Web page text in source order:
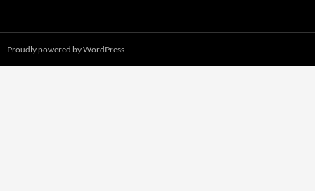
Proudly powered by WordPress